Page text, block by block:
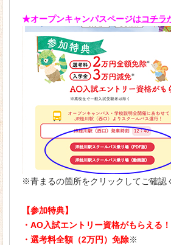
リトミック
入学案内
募集要項
入学金・学費
学費サポート・奨学金
既卒者のみなさまへ
オープンキャンパス
大学・短大と専門学校の違い
私たちが京都ほせんに入学した理由
★オープンキャンパスページはコチラ
※青まるの箇所をクリックしてご確認
【参加特典】
・AO入試エントリー資格がもらえる！
・選考料全額（2万円）免除※